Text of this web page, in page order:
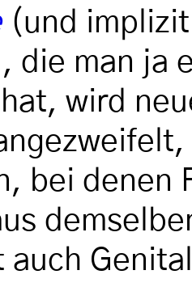
(und implizit
die man ja
wird
bei
auch